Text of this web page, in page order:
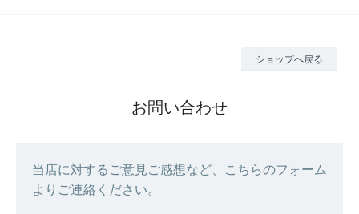
ショップへ戻る
お問い合わせ
当店に対するご意見ご感想など、こちらのフォーム
よりご連絡ください。